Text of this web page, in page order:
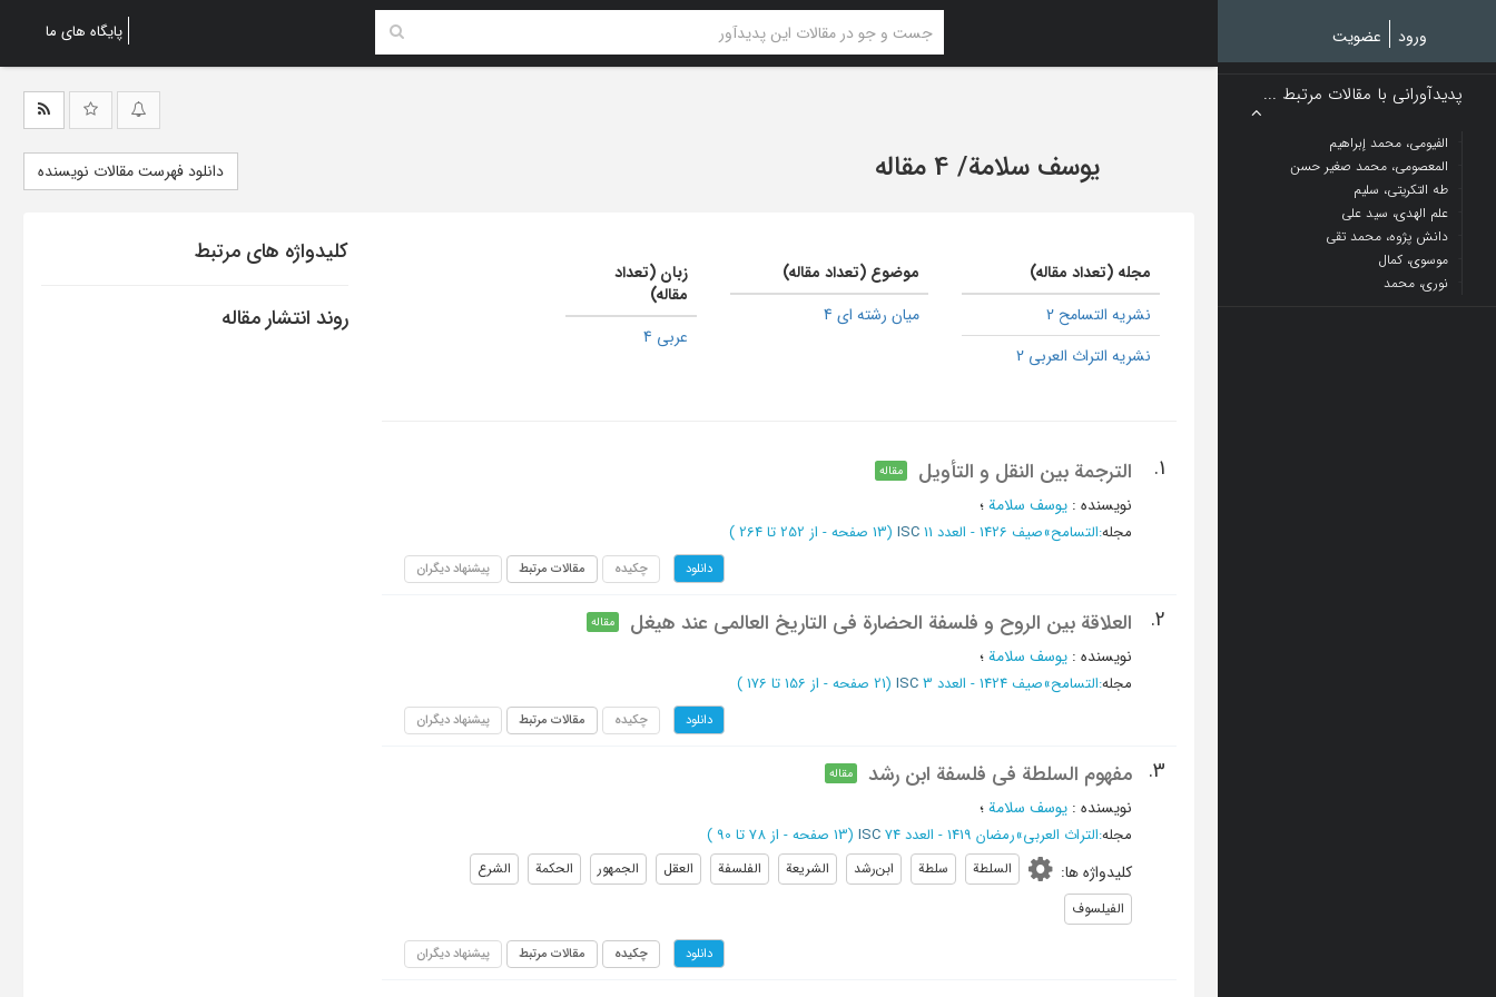
پایگاه های ما ورود عضویت
پدیدآورانی با مقالات مرتبط ...
الفیومی، محمد إبراهیم
المعصومی، محمد صغیر حسن
طه التکریتی، سلیم
علم الهدی، سید علی
دانش پژوه، محمد تقی
موسوی، کمال
نوری، محمد
یوسف سلامة/ 4 مقاله دانلود فهرست مقالات نویسنده
مجله (تعداد مقاله)
نشریه التسامح 2
نشریه التراث العربی 2
موضوع (تعداد مقاله)
میان رشته ای 4
زبان (تعداد
مقاله)
عربی 4
1. الترجمة بین النقل و التأویل مقاله
نویسنده : یوسف سلامة؛
مجله:التسامح»صیف 1426 - العدد 11 ISC (‎13 صفحه - از 252 تا 264 )
دانلود چکیده مقالات مرتبط پیشنهاد دیگران
2. العلاقة بین الروح و فلسفة الحضارة فی التاریخ العالمی عند هیغل مقاله
نویسنده : یوسف سلامة؛
مجله:التسامح»صیف 1424 - العدد 3 ISC (‎21 صفحه - از 156 تا 176 )
دانلود چکیده مقالات مرتبط پیشنهاد دیگران
3. مفهوم السلطة فی فلسفة ابن رشد مقاله
نویسنده : یوسف سلامة؛
مجله:التراث العربی»رمضان 1419 - العدد 74 ISC (‎13 صفحه - از 78 تا 90 )
کلیدواژه ها: السلطة سلطة ابن‌رشد الشریعة الفلسفة العقل الجمهور الحکمة
الشرع
الفیلسوف
دانلود چکیده مقالات مرتبط پیشنهاد دیگران
کلیدواژه های مرتبط
روند انتشار مقاله